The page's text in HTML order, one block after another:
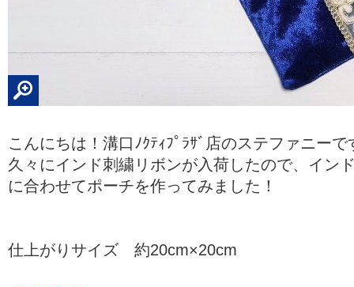
こんにちは！溝口ﾉｸﾃｨﾌﾟﾗｻﾞ店のステファニーで
久々にインド刺繍リボンが入荷したので、イン
に合わせてポーチを作ってみました！
仕上がりサイズ 約20cm×20cm